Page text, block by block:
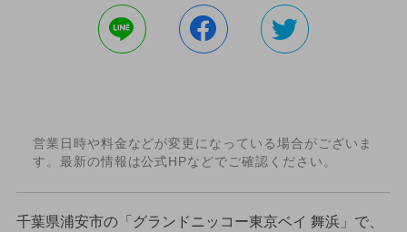
営業日時や料金などが変更になっている場合がございま
す。最新の情報は公式HPなどでご確認ください。
千葉県浦安市の「グランドニッコー東京ベイ 舞浜」で、